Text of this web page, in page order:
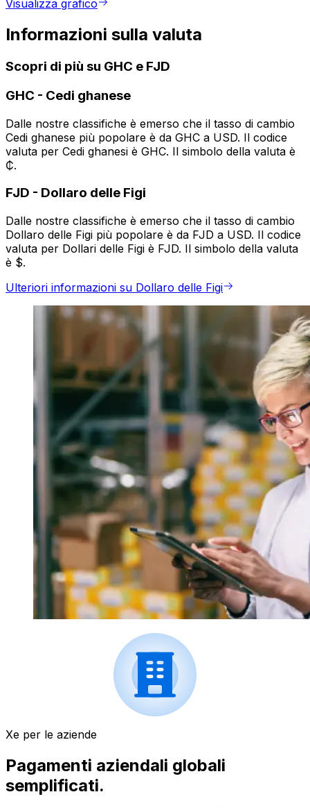
Visualizza grafico
Informazioni sulla valuta
Scopri di più su GHC e FJD
GHC - Cedi ghanese
Dalle nostre classifiche è emerso che il tasso di cambio
Cedi ghanese più popolare è da GHC a USD. Il codice
valuta per Cedi ghanesi è GHC. Il simbolo della valuta è
₵.
FJD - Dollaro delle Figi
Dalle nostre classifiche è emerso che il tasso di cambio
Dollaro delle Figi più popolare è da FJD a USD. Il codice
valuta per Dollari delle Figi è FJD. Il simbolo della valuta
è $.
Ulteriori informazioni su Dollaro delle Figi
Xe per le aziende
Pagamenti aziendali globali
semplificati.